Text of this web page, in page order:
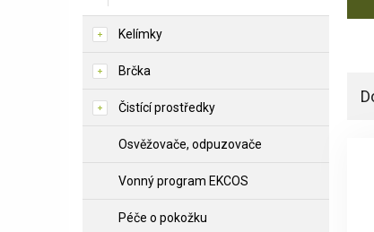
Kelímky
Brčka
Čistící prostředky
Osvěžovače, odpuzovače
Vonný program EKCOS
Péče o pokožku